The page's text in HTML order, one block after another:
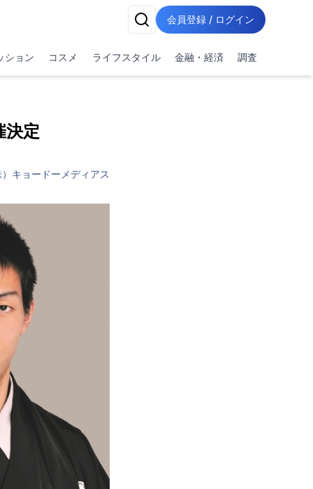
会員登録 / ログイン
ション コスメ ライフスタイル 金融・経済 調査
決定
キョードーメディアス